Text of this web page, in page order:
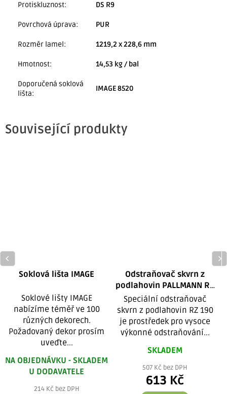
Protiskluznost: DS R9
Povrchová úprava: PUR
Rozměr lamel: 1219,2 x 228,6 mm
Hmotnost: 14,53 kg / bal
Doporučená soklová
lišta:
IMAGE 8520
Související produkty
Soklová lišta IMAGE
Soklové lišty IMAGE
nabízíme téměř ve 100
různých dekorech.
Požadovaný dekor prosím
uveďte...
NA OBJEDNÁVKU - SKLADEM
U DODAVATELE
214 Kč bez DPH
Odstraňovač skvrn z
podlahovin PALLMANN RZ
190 Boden Fleckenlöser
Speciální odstraňovač
skvrn z podlahovin RZ 190
je prostředek pro vysoce
výkonné odstraňování...
SKLADEM
507 Kč bez DPH
613 Kč